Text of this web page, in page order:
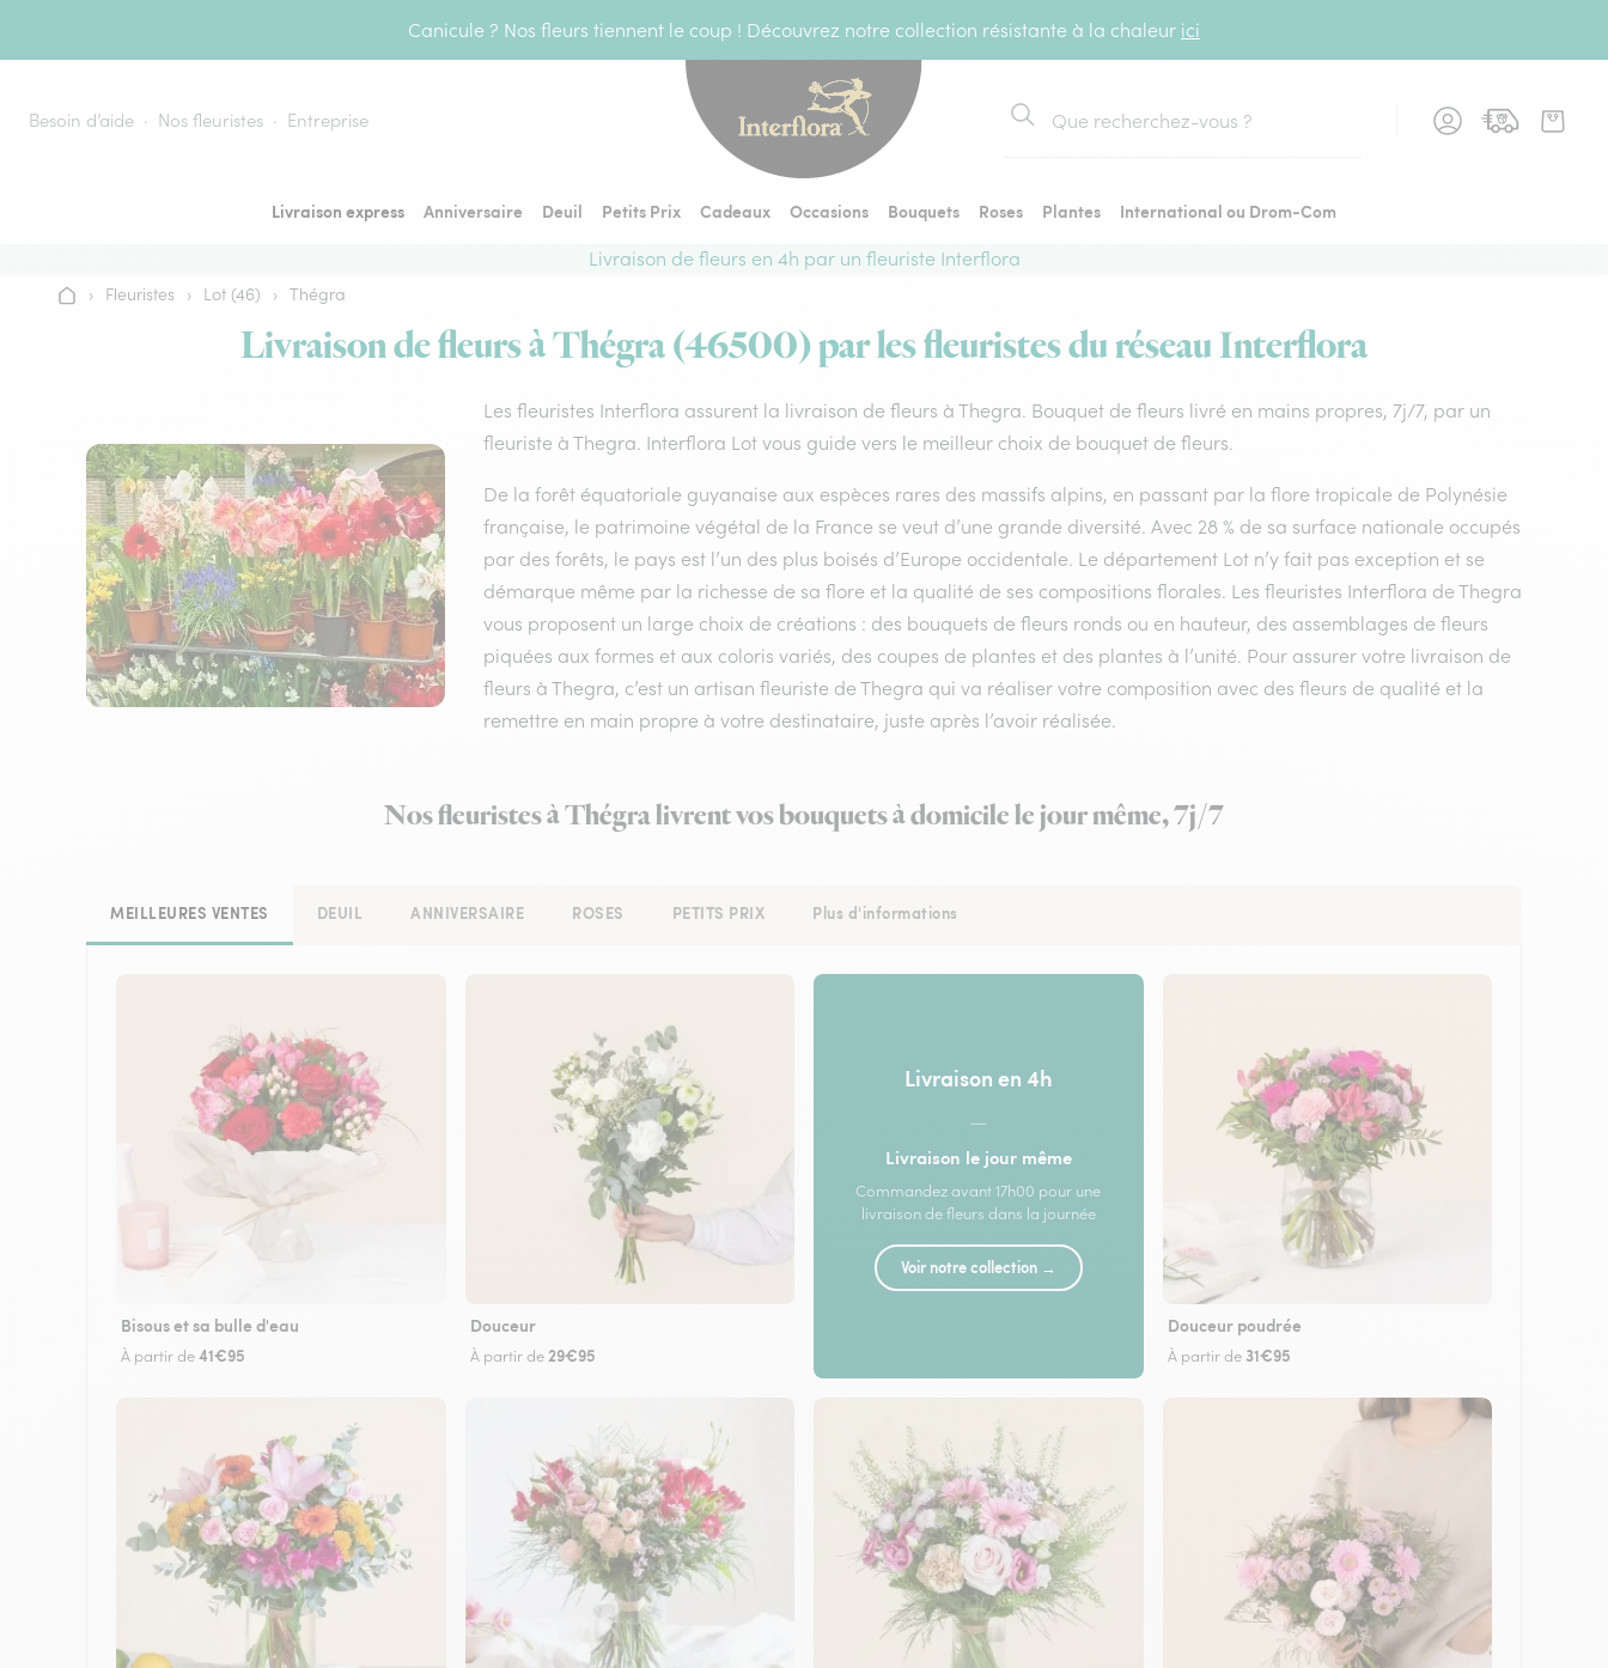
Canicule ? Nos fleurs tiennent le coup ! Découvrez notre collection résistante à la chaleur ici
Besoin d’aide Nos fleuristes Entreprise
Rechercher
Livraison express Anniversaire Deuil Petits Prix Cadeaux Occasions Bouquets Roses Plantes
International ou Drom-Com
Livraison de fleurs en 4h par un fleuriste Interflora
Accueil
› Fleuristes › Lot (46) › Thégra
Livraison de fleurs à Thégra (46500) par les fleuristes du réseau Interflora
Les fleuristes Interflora assurent la livraison de fleurs à Thegra. Bouquet de fleurs livré en mains propres, 7j/7, par un
fleuriste à Thegra. Interflora Lot vous guide vers le meilleur choix de bouquet de fleurs.
De la forêt équatoriale guyanaise aux espèces rares des massifs alpins, en passant par la flore tropicale de Polynésie
française, le patrimoine végétal de la France se veut d’une grande diversité. Avec 28 % de sa surface nationale occupés
par des forêts, le pays est l’un des plus boisés d’Europe occidentale. Le département Lot n’y fait pas exception et se
démarque même par la richesse de sa flore et la qualité de ses compositions florales. Les fleuristes Interflora de Thegra
vous proposent un large choix de créations : des bouquets de fleurs ronds ou en hauteur, des assemblages de fleurs
piquées aux formes et aux coloris variés, des coupes de plantes et des plantes à l’unité. Pour assurer votre livraison de
fleurs à Thegra, c’est un artisan fleuriste de Thegra qui va réaliser votre composition avec des fleurs de qualité et la
remettre en main propre à votre destinataire, juste après l’avoir réalisée.
Nos fleuristes à Thégra livrent vos bouquets à domicile le jour même, 7j/7
MEILLEURES VENTES DEUIL ANNIVERSAIRE ROSES PETITS PRIX Plus d'informations
Bisous et sa bulle d'eau
À partir de41€95
Douceur
À partir de 29€95
Livraison en 4h
—
Livraison le jour même
Commandez avant 17h00 pour une
livraison de fleurs dans la journée
Voir notre collection →
Douceur poudrée
À partir de 31€95